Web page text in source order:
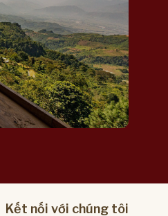
trong căn nhà
phủ sương
này có số tuổi
ngoa có thể
trắc ẩn của
cổ thụ xum xuê
bứng cả bầu chạy
đóng học phí
và bà con thôn
Kết nối với chúng tôi